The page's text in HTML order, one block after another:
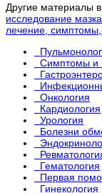
Другие материалы в
исследование
лечение,
Симптомы и
Онкология
Кардиология
Урология
Болезни
Гематология
Первая
Гинекология